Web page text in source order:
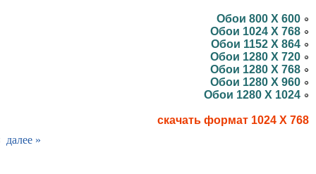
Обои 800 X 600
Обои 1024 X 768
Обои 1152 X 864
Обои 1280 X 720
Обои 1280 X 768
Обои 1280 X 960
Обои 1280 X 1024
скачать формат 1024 X 768
далее »